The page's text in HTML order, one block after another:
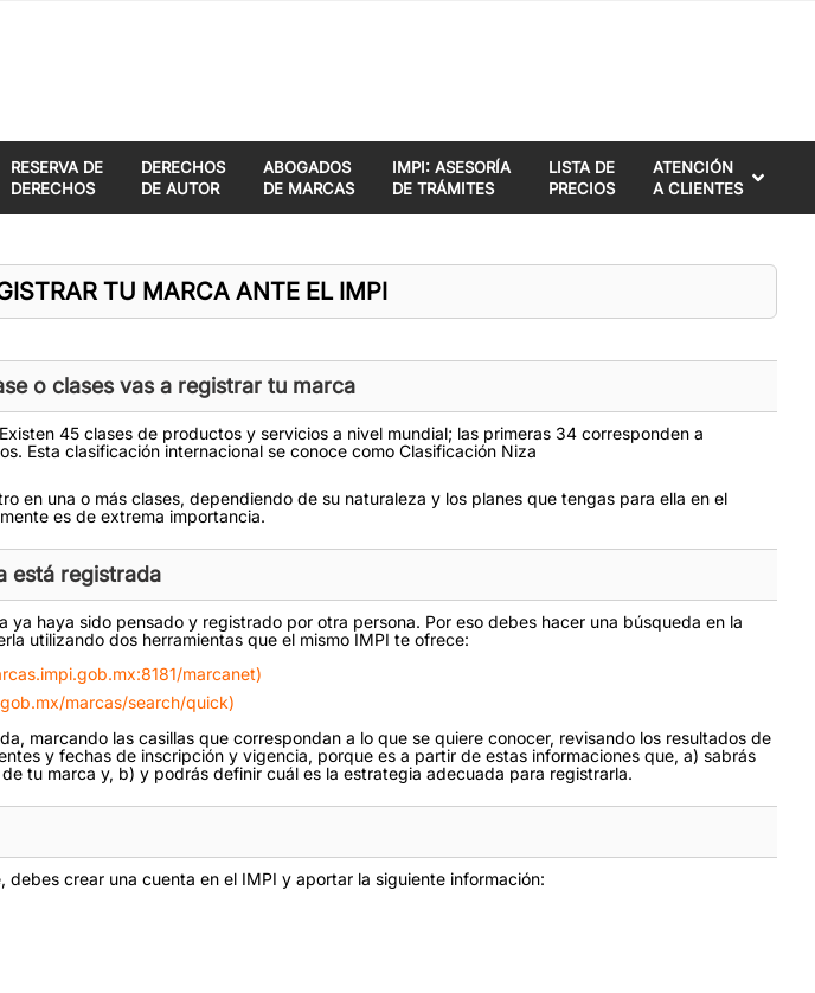
RESERVA DE
DERECHOS
DERECHOS
DE AUTOR
ABOGADOS
DE MARCAS
IMPI: ASESORÍA
DE TRÁMITES
LISTA DE
PRECIOS
ATENCIÓN
A CLIENTES
TU MARCA ANTE EL IMPI
o clases vas a registrar tu marca
45 clases de productos y servicios a nivel mundial; las primeras 34 corresponden a
Esta clasificación internacional se conoce como Clasificación Niza
en una o más clases, dependiendo de su naturaleza y los planes que tengas para ella en el
es de extrema importancia.
está registrada
ya haya sido pensado y registrado por otra persona. Por eso debes hacer una búsqueda en la
utilizando dos herramientas que el mismo IMPI te ofrece:
marcanet)
marcas/search/quick)
marcando las casillas que correspondan a lo que se quiere conocer, revisando los resultados de
y fechas de inscripción y vigencia, porque es a partir de estas informaciones que, a) sabrás
tu marca y, b) y podrás definir cuál es la estrategia adecuada para registrarla.
crear una cuenta en el IMPI y aportar la siguiente información: